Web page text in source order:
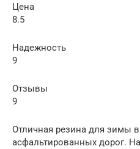
Цена
8.5
Надежность
9
Отзывы
9
Отличная резина для зимы в
асфальтированных дорог.